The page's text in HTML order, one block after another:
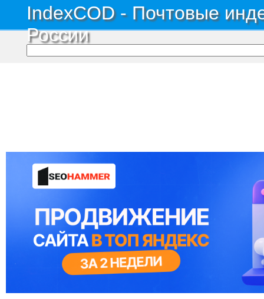
IndexCOD - Почтовые
России